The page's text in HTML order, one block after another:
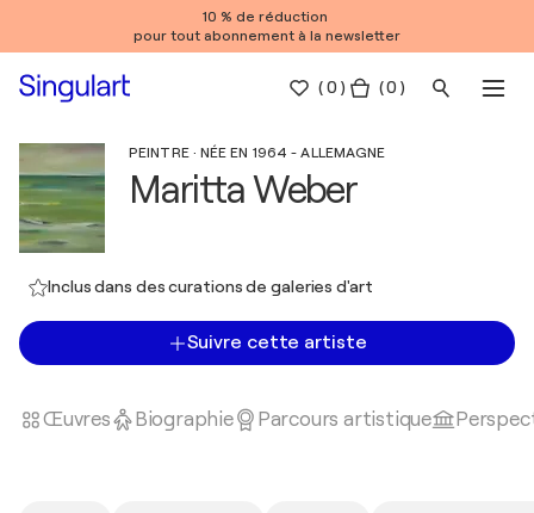
10 % de réduction
pour tout abonnement à la newsletter
(0 ) ( 0 )
PEINTRE · NÉE EN 1964 - ALLEMAGNE
Maritta Weber
Inclus dans des curations de galeries d'art
Suivre cette artiste
Œuvres Biographie Parcours artistique